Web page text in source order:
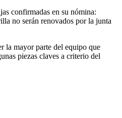
confirmadas en su nómina:
no serán renovados por la junta
la mayor parte del equipo que
piezas claves a criterio del